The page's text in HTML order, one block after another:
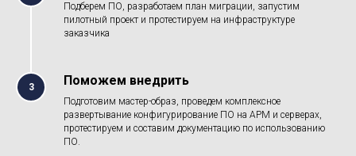
Подберем ПО, разработаем план миграции, запустим
пилотный проект и протестируем на инфраструктуре
заказчика
3 Поможем внедрить
Подготовим мастер-образ, проведем комплексное
развертывание конфигурирование ПО на АРМ и серверах,
протестируем и составим документацию по использованию
ПО.